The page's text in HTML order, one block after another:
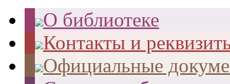
О библиотеке
Контакты и
Официальные